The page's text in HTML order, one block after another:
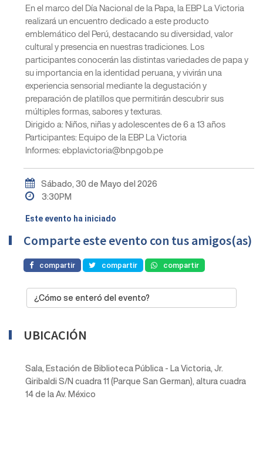
En el marco del Día Nacional de la Papa, la EBP La Victoria
realizará un encuentro dedicado a este producto
emblemático del Perú, destacando su diversidad, valor
cultural y presencia en nuestras tradiciones. Los
participantes conocerán las distintas variedades de papa y
su importancia en la identidad peruana, y vivirán una
experiencia sensorial mediante la degustación y
preparación de platillos que permitirán descubrir sus
múltiples formas, sabores y texturas.
Dirigido a: Niños, niñas y adolescentes de 6 a 13 años
Participantes: Equipo de la EBP La Victoria
Informes: ebplavictoria@bnp.gob.pe
Sábado, 30 de Mayo del 2026
3:30PM
Este evento ha iniciado
Comparte este evento con tus amigos(as)
compartir compartir compartir
¿Cómo se enteró del evento?
UBICACIÓN
Sala, Estación de Biblioteca Pública - La Victoria, Jr.
Giribaldi S/N cuadra 11 (Parque San German), altura cuadra
14 de la Av. México